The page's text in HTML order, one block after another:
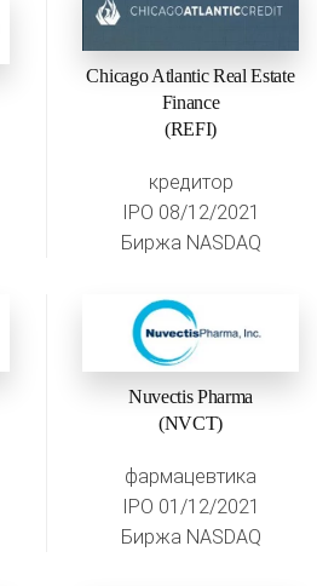
Chicago Atlantic Real Estate
Finance
(REFI)
кредитор
IPO 08/12/2021
Биржа NASDAQ
Nuvectis Pharma
(NVCT)
фармацевтика
IPO 01/12/2021
Биржа NASDAQ